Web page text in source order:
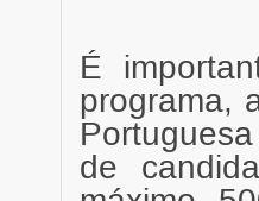
É
programa,
de